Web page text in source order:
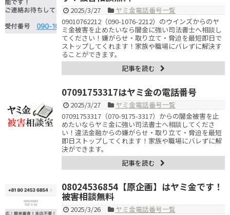
2025/3/27
ヤミ金電話番号一覧
09010762212（090-1076-2212）のウインズからのヤ
ミ金被害を止めたいなら闇金に強い司法書士へ相談し
てください！嫌がらせ・取り立て・脅迫を最短即日で
ストップしてくれます！家族や職場にバレずに解決す
ることができます。
記事を読む
07091753317はヤミ金の電話番号
2025/3/27
ヤミ金電話番号一覧
07091753317（070-9175-3317）からの闇金被害を止
めたいならヤミ金に強い司法書士へ相談してくださ
い！違法金融からの嫌がらせ・取り立て・脅迫を最短
即日ストップしてくれます！家族や職場にバレずに解
決ができます。
記事を読む
08024536854【原企画】はヤミ金です！
被害相談無料
2025/3/26
ヤミ金電話番号一覧